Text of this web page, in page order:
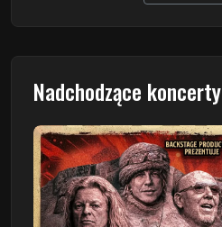
Nadchodzące koncerty